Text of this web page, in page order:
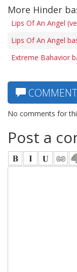
More Hinder
Lips Of An Angel
Lips Of An Angel
Extreme Bahavior
No comments for
Post a